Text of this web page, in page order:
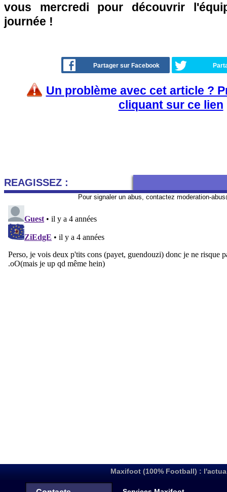
vous mercredi pour découvrir
journée !
Partager sur Facebook
Un problème avec cet article ?
cliquant sur ce lien
REAGISSEZ :
Pour signaler un abus, contactez moderation-
Maxifoot (100% Football) :